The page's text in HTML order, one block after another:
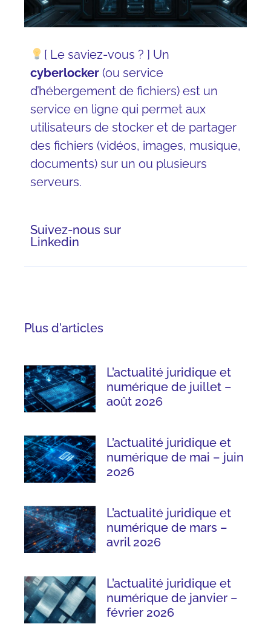
[ Le saviez-vous ? ] Un
cyberlocker (ou service
d’hébergement de fichiers) est un
service en ligne qui permet aux
utilisateurs de stocker et de partager
des fichiers (vidéos, images, musique,
documents) sur un ou plusieurs
serveurs.
Suivez-nous sur
Linkedin
Plus d'articles
L’actualité juridique et
numérique de juillet –
août 2026
L’actualité juridique et
numérique de mai – juin
2026
L’actualité juridique et
numérique de mars –
avril 2026
L’actualité juridique et
numérique de janvier –
février 2026